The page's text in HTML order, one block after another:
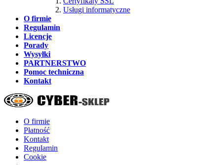
Usługi informatyczne
O firmie
Regulamin
Licencje
Porady
Wysyłki
PARTNERSTWO
Pomoc techniczna
Kontakt
O firmie
Płatność
Kontakt
Regulamin
Cookie